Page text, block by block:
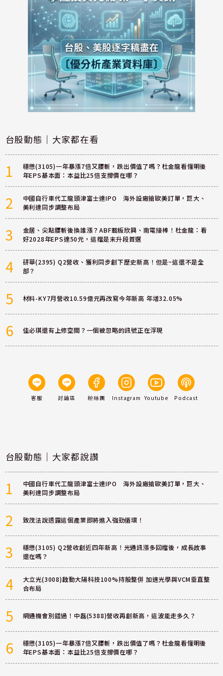
台股動態｜大家都在看
1
穩懋(3105)一年暴漲7倍又腰斬，跌出價值了嗎？杜金龍看懂明後
年EPS基本面：本益比25倍支撐價在哪？
2
中國自行車代工龍頭津富士達IPO 海外設廠搶歐美訂單，巨大、
美利達同步調整布局
3
金居、尖點腰斬後換誰漲？ABF載板欣興、南電接棒！杜金龍：看
好2028年EPS達50元，這檔是末升段首選
4
研華(2395) Q2營收、獲利同步創下歷史新高！但是~這還不是全
部？
5 材料-KY7月營收10.59億元再改寫今年新高 年增32.05%
6 佳必琪還有上修空間？一個被忽略的訊號正在浮現
客服 討論區 粉絲團 Instagram Youtube Podcast
台股動態｜大家都說讚
1
中國自行車代工龍頭津富士達IPO 海外設廠搶歐美訂單，巨大、
美利達同步調整布局
2 致茂法說透露這個產業即將進入強勁循環！
3
穩懋(3105) Q2營收創近四年新高！光通訊漲多回檔後，成長故事
還在嗎？
4
大立光(3008)啟動大陽科技100%持股整併 加速光學與VCM垂直整
合布局
5 網通機會別錯過！中磊(5388)營收再創新高，這波能走多久？
6
穩懋(3105)一年暴漲7倍又腰斬，跌出價值了嗎？杜金龍看懂明後
年EPS基本面：本益比25倍支撐價在哪？